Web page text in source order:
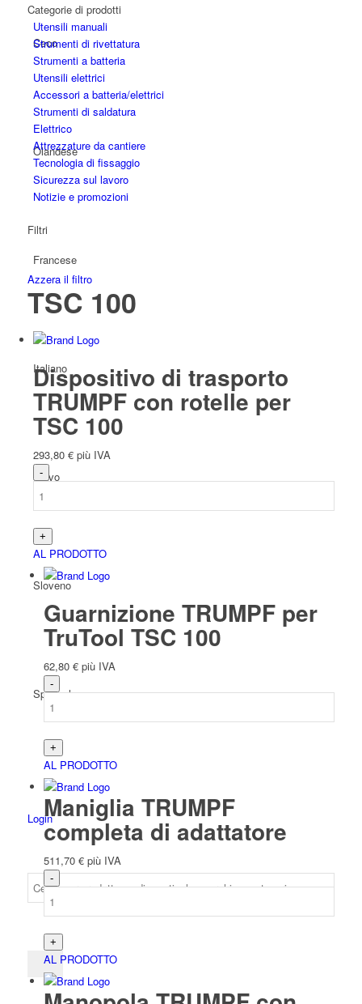
Ceco
Olandese
Francese
Italiano
Slavo
Sloveno
Spagnolo
Login
Categorie di prodotti
Utensili manuali
Strumenti di rivettatura
Strumenti a batteria
Utensili elettrici
Accessori a batteria/elettrici
Strumenti di saldatura
Elettrico
Attrezzature da cantiere
Tecnologia di fissaggio
Sicurezza sul lavoro
Notizie e promozioni
Filtri
Azzera il filtro
TSC 100
Dispositivo di trasporto
TRUMPF con rotelle per
TSC 100
293,80 € più IVA
AL PRODOTTO
Guarnizione TRUMPF per
TruTool TSC 100
62,80 € più IVA
AL PRODOTTO
Maniglia TRUMPF
completa di adattatore
511,70 € più IVA
AL PRODOTTO